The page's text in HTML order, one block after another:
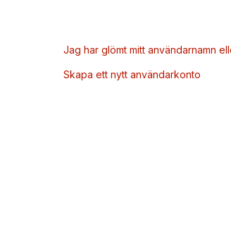
Jag har glömt mitt användarnamn
Skapa ett nytt användarkonto